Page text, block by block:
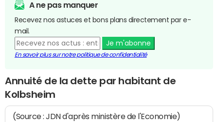
A ne pas manquer
Recevez nos astuces et bons plans directement par e-
mail.
Je m'abonne
En savoir plus sur notre politique de confidentialité
Annuité de la dette par habitant de
Kolbsheim
(Source : JDN d'après ministère de l'Economie)